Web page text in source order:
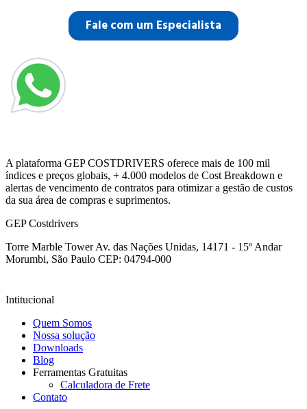
A plataforma GEP COSTDRIVERS oferece mais de 100 mil
índices e preços globais, + 4.000 modelos de Cost Breakdown e
alertas de vencimento de contratos para otimizar a gestão de custos
da sua área de compras e suprimentos.
GEP Costdrivers
Torre Marble Tower Av. das Nações Unidas, 14171 - 15º Andar
Morumbi, São Paulo CEP: 04794-000
Intitucional
Quem Somos
Nossa solução
Downloads
Blog
Ferramentas Gratuitas
Calculadora de Frete
Contato